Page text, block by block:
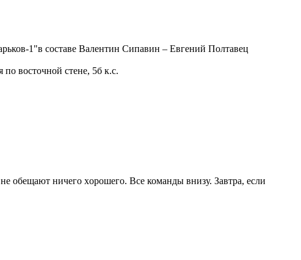
1"в составе Валентин Сипавин – Евгений Полтавец
восточной стене, 5б к.с.
обещают ничего xорошего. Все команды внизу. Завтра, если